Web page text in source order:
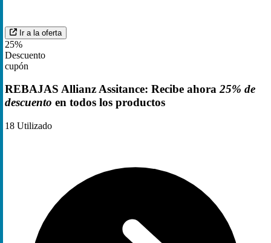
Ir a la oferta
25%
Descuento
cupón
REBAJAS Allianz Assitance: Recibe ahora25% de
descuento en todos los productos
18 Utilizado